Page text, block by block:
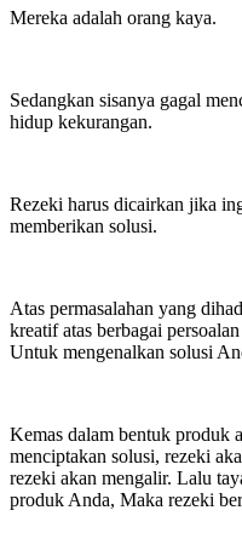
Mereka adalah orang kaya.
Sedangkan sisanya gagal
hidup kekurangan.
Rezeki harus dicairkan jika
memberikan solusi.
Atas permasalahan yang
kreatif atas berbagai
Untuk mengenalkan solusi
Kemas dalam bentuk produk
menciptakan solusi, rezeki
rezeki akan mengalir. Lalu
produk Anda, Maka rezeki